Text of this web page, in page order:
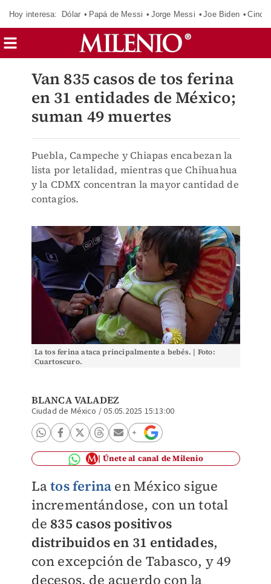
Hoy interesa: Dólar Papá de Messi Jorge Messi Joe Biden
Van 835 casos de tos ferina
en 31 entidades de México;
suman 49 muertes
Puebla, Campeche y Chiapas encabezan la
lista por letalidad, mientras que Chihuahua
y la CDMX concentran la mayor cantidad de
contagios.
La tos ferina ataca principalmente a bebés. | Foto:
Cuartoscuro.
BLANCA VALADEZ
Ciudad de México /05.05.2025 15:13:00
Únete al canal de Milenio
Latos ferina en México sigue
incrementándose, con un total
de 835 casos positivos
distribuidos en 31 entidades,
con excepción de Tabasco, y 49
decesos, de acuerdo con la